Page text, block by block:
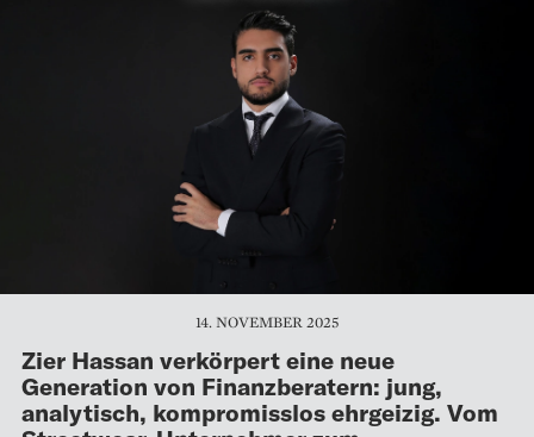
14. NOVEMBER 2025
Zier Hassan verkörpert eine neue
Generation von Finanzberatern: jung,
analytisch, kompromisslos ehrgeizig. Vom